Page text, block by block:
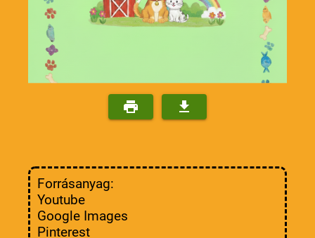
Forrásanyag:
Youtube
Google Images
Pinterest